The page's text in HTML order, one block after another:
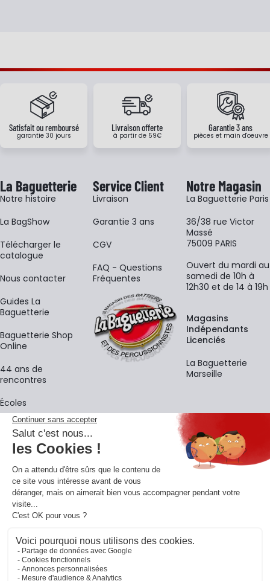
Satisfait ou remboursé
garantie 30 jours
Livraison offerte
à partir de 59€
Garantie 3 ans
pièces et main d'oeuvre
La Baguetterie
Notre histoire
La BagShow
​Télécharger le
catalogue
Nous contacter
Guides La
Baguetterie
Baguetterie Shop
Online
44 ans de
rencontres
Écoles
Service Client
Livraison
Garantie 3 ans
CGV
FAQ - Questions
Fréquentes
Notre Magasin
La Baguetterie Paris
36/38 rue Victor
Massé
75009 PARIS
Ouvert du mardi au
samedi de 10h à
12h30 et de 14 à 19h
Magasins
Indépendants
Licenciés
La Baguetterie
Marseille
La newsletter
Adresse e-mail
En vous inscrivant à notre newsletter, vous acceptez notrepolitique de
confidentialité.
Retrouvons-nous sur